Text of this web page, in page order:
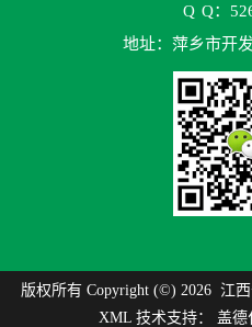
Q Q：
地址：萍乡市开
版权所有 Copyright (©) 2026 江
XML 技术支持： 盖德